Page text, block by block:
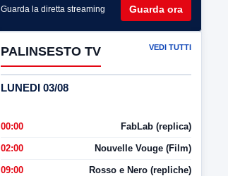
Guarda la diretta streaming Guarda ora
PALINSESTO TV VEDI TUTTI
LUNEDI 03/08
00:00 FabLab (replica)
02:00 Nouvelle Vouge (Film)
09:00 Rosso e Nero (repliche)